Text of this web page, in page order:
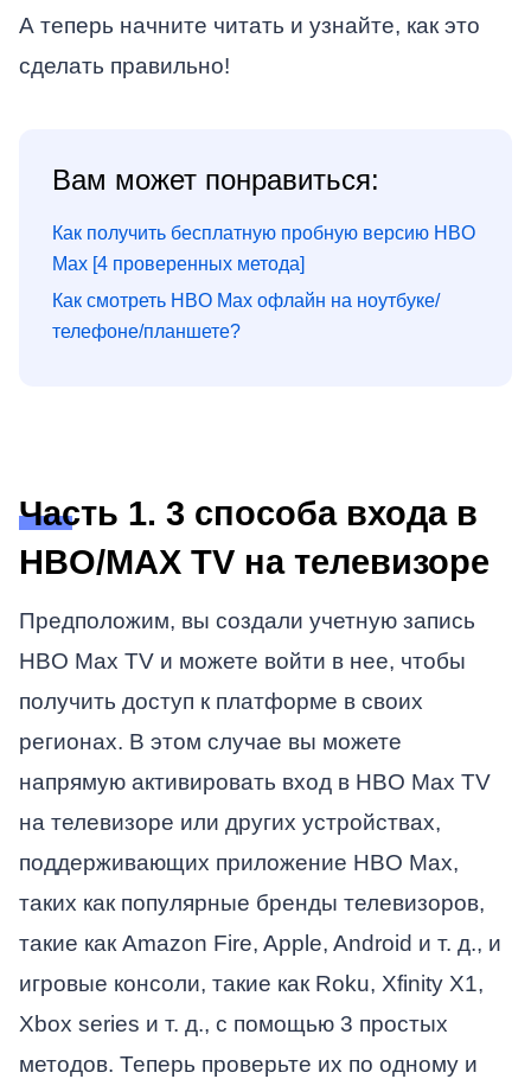
А теперь начните читать и узнайте, как это
сделать правильно!
Вам может понравиться:
Как получить бесплатную пробную версию HBO
Max [4 проверенных метода]
Как смотреть HBO Max офлайн на ноутбуке/
телефоне/планшете?
Часть 1. 3 способа входа в
HBO/MAX TV на телевизоре
Предположим, вы создали учетную запись
HBO Max TV и можете войти в нее, чтобы
получить доступ к платформе в своих
регионах. В этом случае вы можете
напрямую активировать вход в HBO Max TV
на телевизоре или других устройствах,
поддерживающих приложение HBO Max,
таких как популярные бренды телевизоров,
такие как Amazon Fire, Apple, Android и т. д., и
игровые консоли, такие как Roku, Xfinity X1,
Xbox series и т. д., с помощью 3 простых
методов. Теперь проверьте их по одному и